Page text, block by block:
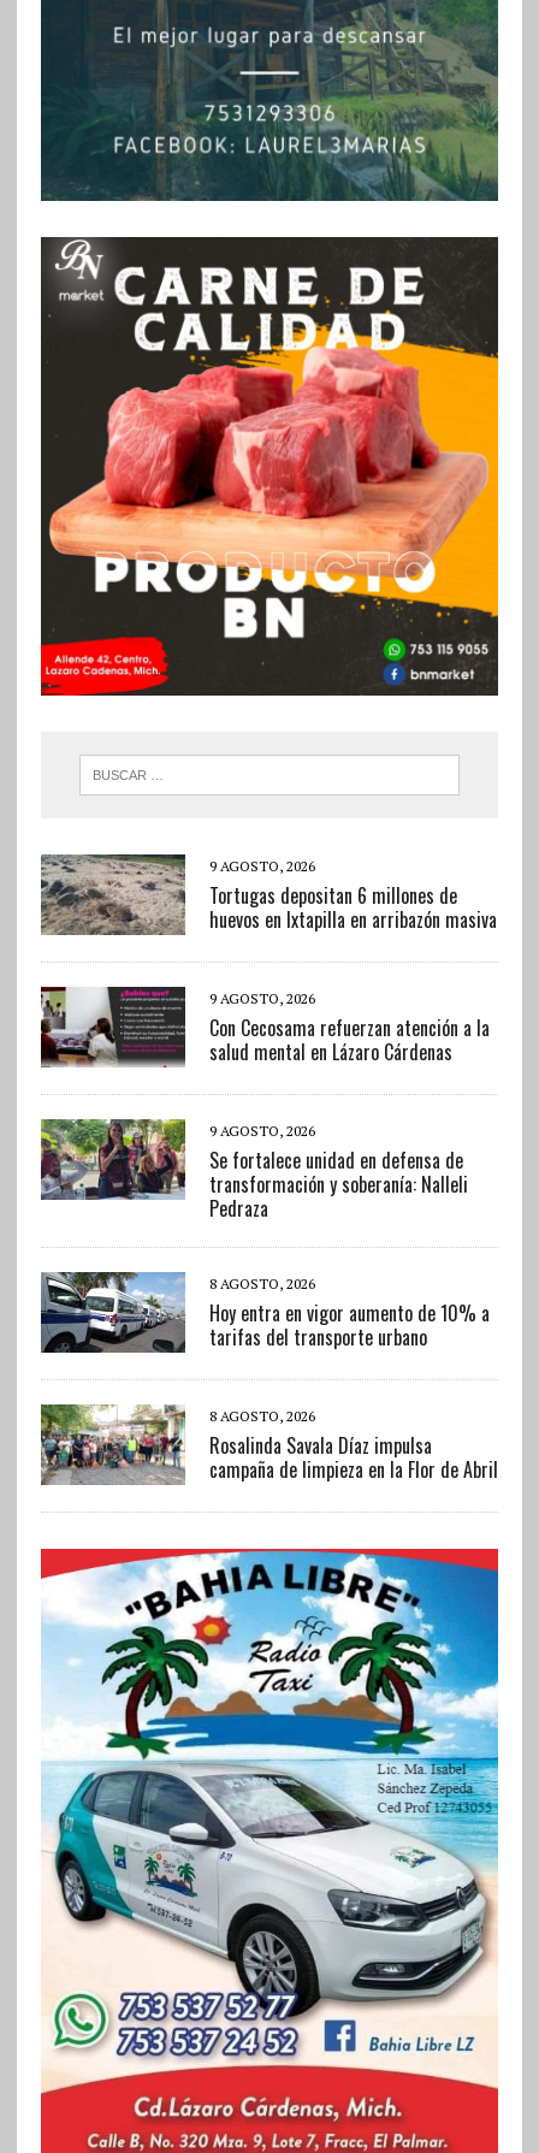
9 AGOSTO, 2026
Tortugas depositan 6 millones de
huevos en Ixtapilla en arribazón masiva
9 AGOSTO, 2026
Con Cecosama refuerzan atención a la
salud mental en Lázaro Cárdenas
9 AGOSTO, 2026
Se fortalece unidad en defensa de
transformación y soberanía: Nalleli
Pedraza
8 AGOSTO, 2026
Hoy entra en vigor aumento de 10% a
tarifas del transporte urbano
8 AGOSTO, 2026
Rosalinda Savala Díaz impulsa
campaña de limpieza en la Flor de Abril